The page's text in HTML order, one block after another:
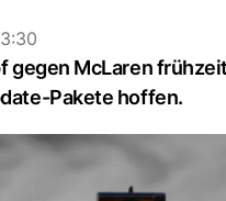
gegen McLaren
Pakete hoffen.